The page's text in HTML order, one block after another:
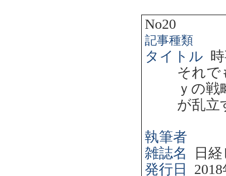
No20
記事種類
タイトル
それ
ｙの
が乱立
執筆者
雑誌名
日
発行日
2018